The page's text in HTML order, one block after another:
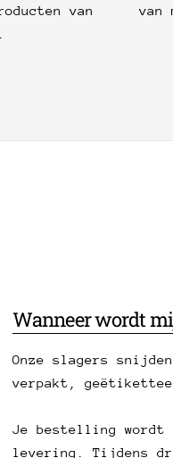
van
van
Wanneer wordt
Onze slagers
verpakt,
Je bestelling wordt
levering. Tijdens